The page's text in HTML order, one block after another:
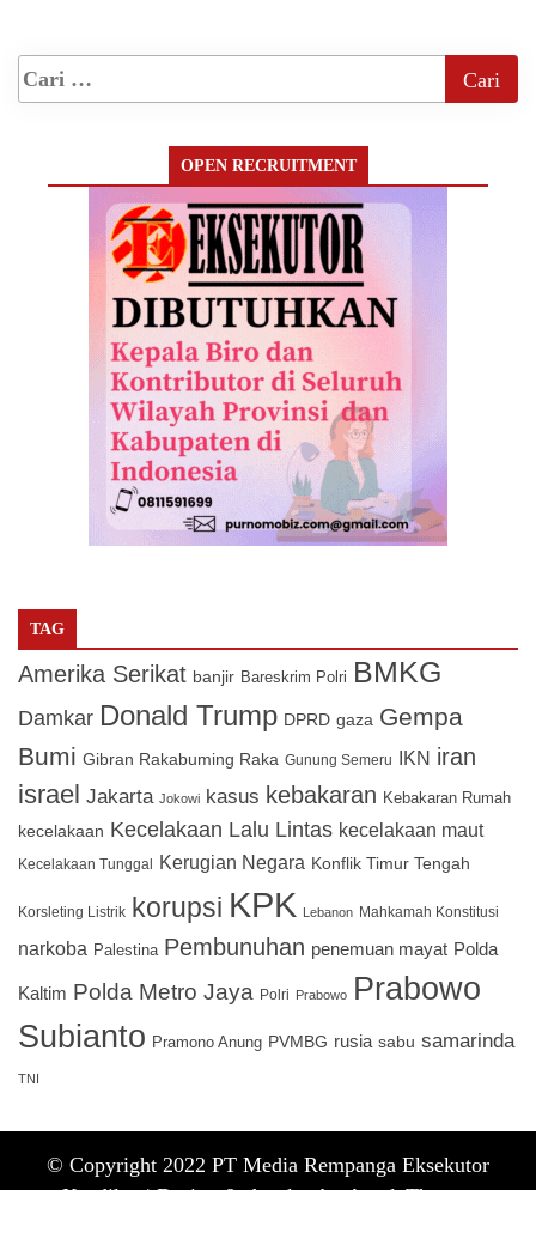
OPEN RECRUITMENT
TAG
Amerika Serikat banjir Bareskrim Polri BMKG
Damkar Donald Trump DPRD gaza Gempa
Bumi Gibran Rakabuming Raka Gunung Semeru IKN iran
israel Jakarta Jokowi kasus kebakaran Kebakaran Rumah
kecelakaan Kecelakaan Lalu Lintas kecelakaan maut
Kecelakaan Tunggal Kerugian Negara Konflik Timur Tengah
Korsleting Listrik korupsi KPK Lebanon Mahkamah Konstitusi
narkoba Palestina Pembunuhan penemuan mayat Polda
Kaltim Polda Metro Jaya Polri Prabowo Prabowo
Subianto Pramono Anung PVMBG rusia sabu samarinda
TNI
© Copyright 2022 PT Media Rempanga Eksekutor
Keadilan |Design & develop by AmpleThemes